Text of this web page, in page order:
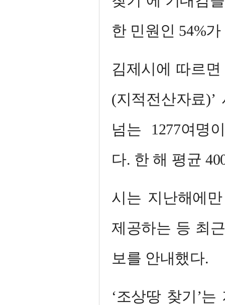
한 민원인 54%
김제시에 따르
(지적전산자료
넘는 1277여명
다. 한 해 평균
시는 지난해에
제공하는 등 최
보를 안내했다.
‘조상땅 찾기’